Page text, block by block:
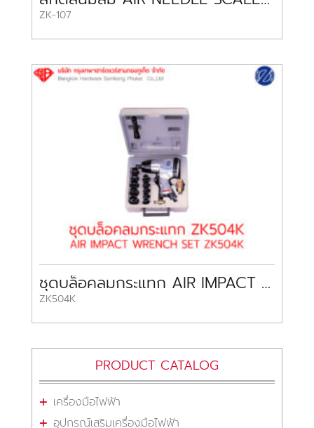
ZK-107
ชุดบล็อคลมกระแทก AIR IMPACT WRENCH SET ZK504K
ZK504K
PRODUCT CATALOG
เครื่องมือไฟฟ้า
อุปกรณ์เสริมเครื่องมือไฟฟ้า